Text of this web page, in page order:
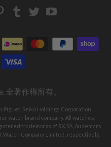
Strapcode
Pinterest
Strapcode
Tumblr
Strapcode
TwitterYouTube
. 全著作権所有。
Piguet, Seiko Holdings Corporation,
watch brand company. All watches,
trademarks of RX SA, Audemars
Watch Company Limited, respectively.